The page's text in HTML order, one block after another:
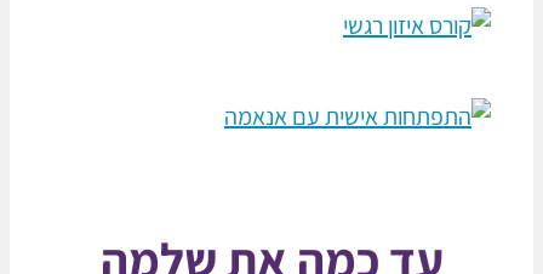
עד כמה את שלמה